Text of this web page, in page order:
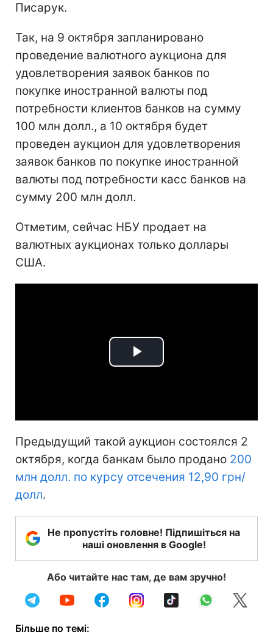
Писарук.
Так, на 9 октября запланировано
проведение валютного аукциона для
удовлетворения заявок банков по
покупке иностранной валюты под
потребности клиентов банков на сумму
100 млн долл., а 10 октября будет
проведен аукцион для удовлетворения
заявок банков по покупке иностранной
валюты под потребности касс банков на
сумму 200 млн долл.
Отметим, сейчас НБУ продает на
валютных аукционах только доллары
США.
Play
Предыдущий такой аукцион состоялся 2
октября, когда банкам было продано 200
млн долл. по курсу отсечения 12,90 грн/
долл.
Не пропустіть головне! Підпишіться на
наші оновлення в Google!
Або читайте нас там, де вам зручно!
Більше по темі: